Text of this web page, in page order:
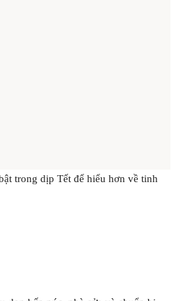
trong dịp Tết để hiểu hơn về tinh